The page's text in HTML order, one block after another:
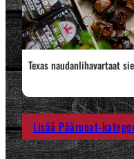
Texas naudanlihavartaat
Lisää Pääruoat-